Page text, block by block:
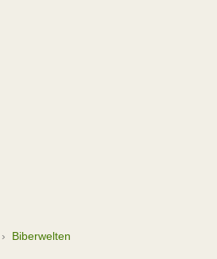
› Biberwelten